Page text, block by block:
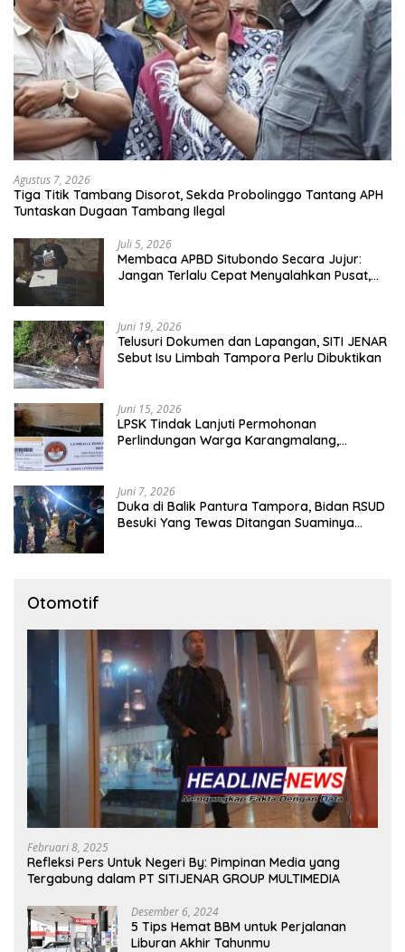
Agustus 7, 2026
Tiga Titik Tambang Disorot, Sekda Probolinggo Tantang APH
Tuntaskan Dugaan Tambang Ilegal
Juli 5, 2026
Membaca APBD Situbondo Secara Jujur:
Jangan Terlalu Cepat Menyalahkan Pusat,
Juni 19, 2026
Telusuri Dokumen dan Lapangan, SITI JENAR
Sebut Isu Limbah Tampora Perlu Dibuktikan
Juni 15, 2026
LPSK Tindak Lanjuti Permohonan
Perlindungan Warga Karangmalang,
Juni 7, 2026
Duka di Balik Pantura Tampora, Bidan RSUD
Besuki Yang Tewas Ditangan Suaminya
Otomotif
Februari 8, 2025
Refleksi Pers Untuk Negeri By: Pimpinan Media yang
Tergabung dalam PT SITIJENAR GROUP MULTIMEDIA
Desember 6, 2024
5 Tips Hemat BBM untuk Perjalanan
Liburan Akhir Tahunmu